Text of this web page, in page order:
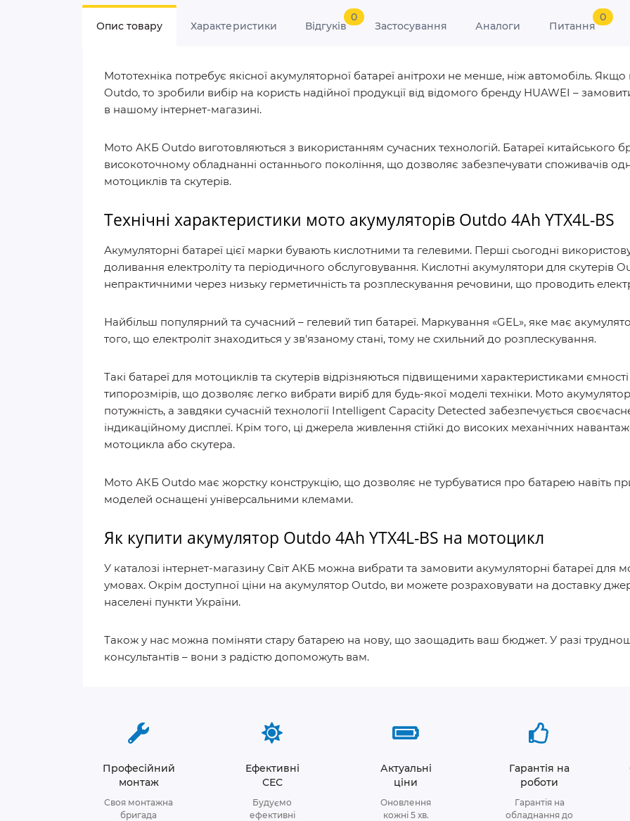
Опис товару Характеристики Відгуків
0
Застосування Аналоги Питання
0
Мототехніка потребує якісної акумуляторної батареї анітрохи не менше, ніж автомобіль.
Outdo, то зробили вибір на користь надійної продукції від відомого бренду HUAWEI –
в нашому інтернет-магазині.
Мото АКБ Outdo виготовляються з використанням сучасних технологій. Батареї китайського
високоточному обладнанні останнього покоління, що дозволяє забезпечувати споживачів
мотоциклів та скутерів.
Технічні характеристики мото акумуляторів Outdo 4Ah YTX4L-BS
Акумуляторні батареї цієї марки бувають кислотними та гелевими. Перші сьогодні
доливання електроліту та періодичного обслуговування. Кислотні акумулятори для скутерів
непрактичними через низьку герметичність та розплескування речовини, що проводить
Найбільш популярний та сучасний – гелевий тип батареї. Маркування «GEL», яке має
того, що електроліт знаходиться у зв'язаному стані, тому не схильний до розплескування.
Такі батареї для мотоциклів та скутерів відрізняються підвищеними характеристиками
типорозмірів, що дозволяє легко вибрати виріб для будь-якої моделі техніки. Мото
потужність, а завдяки сучасній технології Intelligent Capacity Detected забезпечується
індикаційному дисплеї. Крім того, ці джерела живлення стійкі до високих механічних
мотоцикла або скутера.
Мото АКБ Outdo має жорстку конструкцію, що дозволяє не турбуватися про батарею навіть при
моделей оснащені універсальними клемами.
Як купити акумулятор Outdo 4Ah YTX4L-BS на мотоцикл
У каталозі інтернет-магазину Світ АКБ можна вибрати та замовити акумуляторні батареї для
умовах. Окрім доступної ціни на акумулятор Outdo, ви можете розраховувати на доставку
населені пункти України.
Також у нас можна поміняти стару батарею на нову, що заощадить ваш бюджет. У разі
консультантів – вони з радістю допоможуть вам.
Професійний
монтаж
Своя монтажна
бригада
Ефективні
СЕС
Будуємо
ефективні
Актуальні
ціни
Оновлення
кожні 5 хв.
Гарантія на
роботи
Гарантія на
обладнання до